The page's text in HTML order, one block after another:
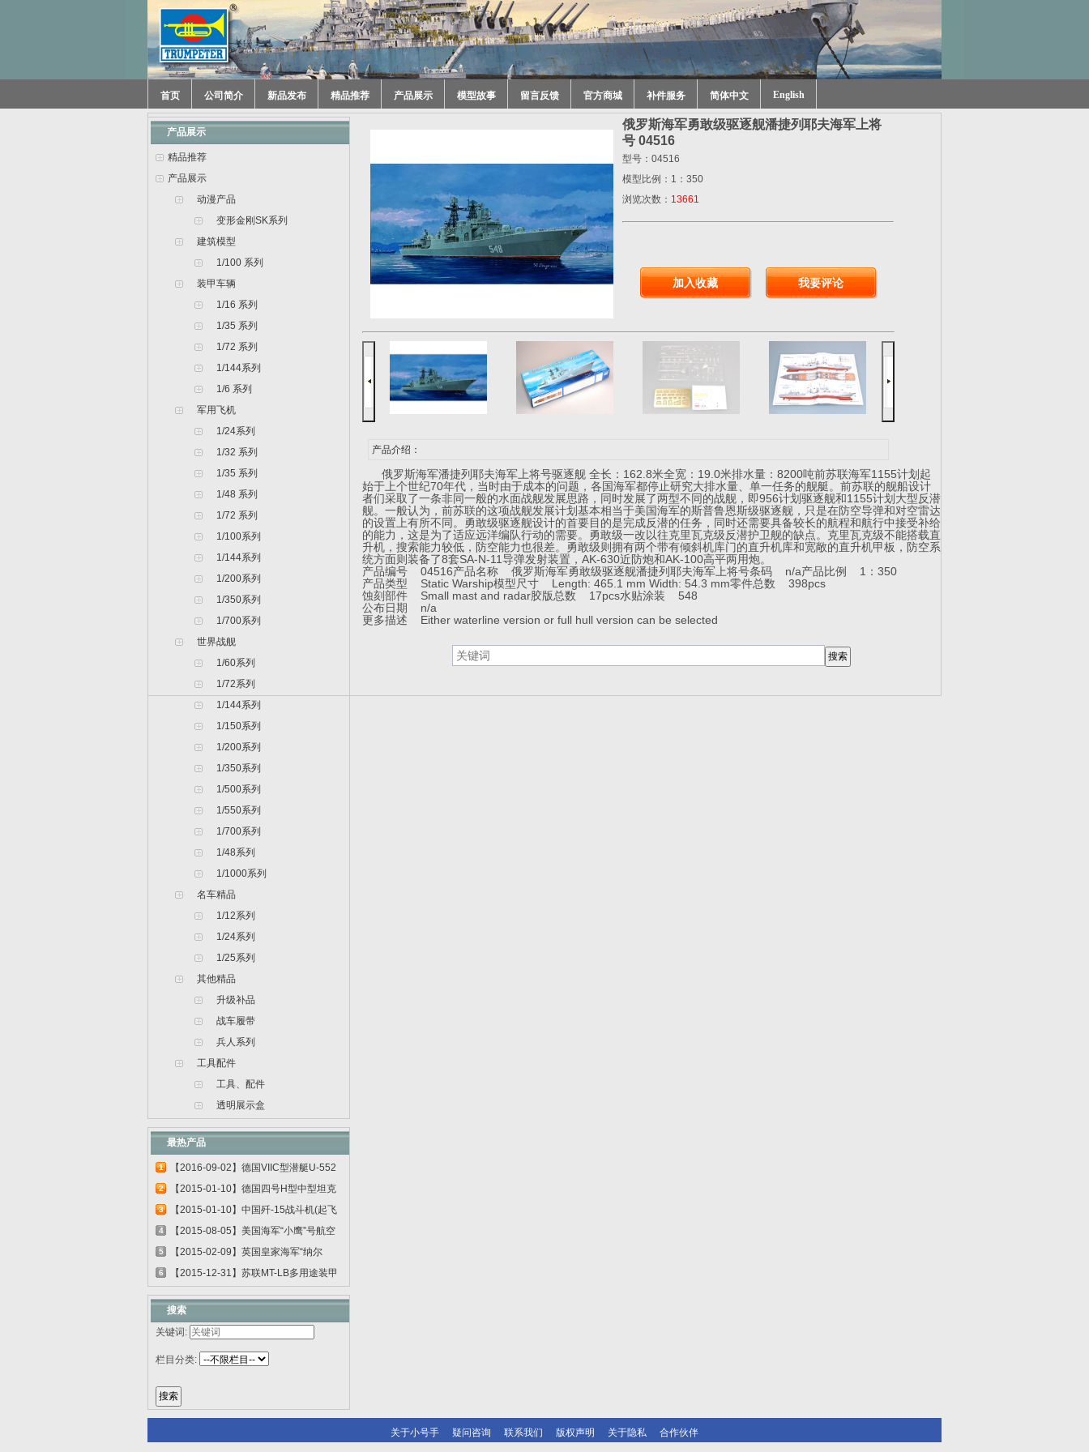
首页 公司简介 新品发布 精品推荐 产品展示 模型故事 留言反馈 官方商城 补件服务 简体中文 English
产品展示
精品推荐
产品展示
动漫产品
变形金刚SK系列
建筑模型
1/100 系列
装甲车辆
1/16 系列
1/35 系列
1/72 系列
1/144系列
1/6 系列
军用飞机
1/24系列
1/32 系列
1/35 系列
1/48 系列
1/72 系列
1/100系列
1/144系列
1/200系列
1/350系列
1/700系列
世界战舰
1/60系列
1/72系列
1/144系列
1/150系列
1/200系列
1/350系列
1/500系列
1/550系列
1/700系列
1/48系列
1/1000系列
名车精品
1/12系列
1/24系列
1/25系列
其他精品
升级补品
战车履带
兵人系列
工具配件
工具、配件
透明展示盒
最热产品
1
【2016-09-02】德国VIIC型潜艇U-552
06801
2
【2015-01-10】德国四号H型中型坦克
00920
3
【2015-01-10】中国歼-15战斗机(起飞
甲板...
4
【2015-08-05】美国海军“小鹰”号航空
母...
5
【2015-02-09】英国皇家海军“纳尔
逊”号...
6
【2015-12-31】苏联MT-LB多用途装甲
运输车...
搜索
关键词:
栏目分类:
俄罗斯海军勇敢级驱逐舰潘捷列耶夫海军上将
号 04516
型号：04516
模型比例：1：350
浏览次数： 13661
加入收藏 我要评论
产品介绍：
俄罗斯海军潘捷列耶夫海军上将号驱逐舰 全长：162.8米全宽：19.0米排水量：8200吨前苏联海军1155计划起
始于上个世纪70年代，当时由于成本的问题，各国海军都停止研究大排水量、单一任务的舰艇。前苏联的舰船设计
者们采取了一条非同一般的水面战舰发展思路，同时发展了两型不同的战舰，即956计划驱逐舰和1155计划大型反潜
舰。一般认为，前苏联的这项战舰发展计划基本相当于美国海军的斯普鲁恩斯级驱逐舰，只是在防空导弹和对空雷达
的设置上有所不同。勇敢级驱逐舰设计的首要目的是完成反潜的任务，同时还需要具备较长的航程和航行中接受补给
的能力，这是为了适应远洋编队行动的需要。勇敢级一改以往克里瓦克级反潜护卫舰的缺点。克里瓦克级不能搭载直
升机，搜索能力较低，防空能力也很差。勇敢级则拥有两个带有倾斜机库门的直升机库和宽敞的直升机甲板，防空系
统方面则装备了8套SA-N-11导弹发射装置，AK-630近防炮和AK-100高平两用炮。
产品编号 04516产品名称 俄罗斯海军勇敢级驱逐舰潘捷列耶夫海军上将号条码 n/a产品比例 1：350
产品类型 Static Warship模型尺寸 Length: 465.1 mm Width: 54.3 mm零件总数 398pcs
蚀刻部件 Small mast and radar胶版总数 17pcs水贴涂装 548
公布日期 n/a
更多描述 Either waterline version or full hull version can be selected
关于小号手 疑问咨询 联系我们 版权声明 关于隐私 合作伙伴